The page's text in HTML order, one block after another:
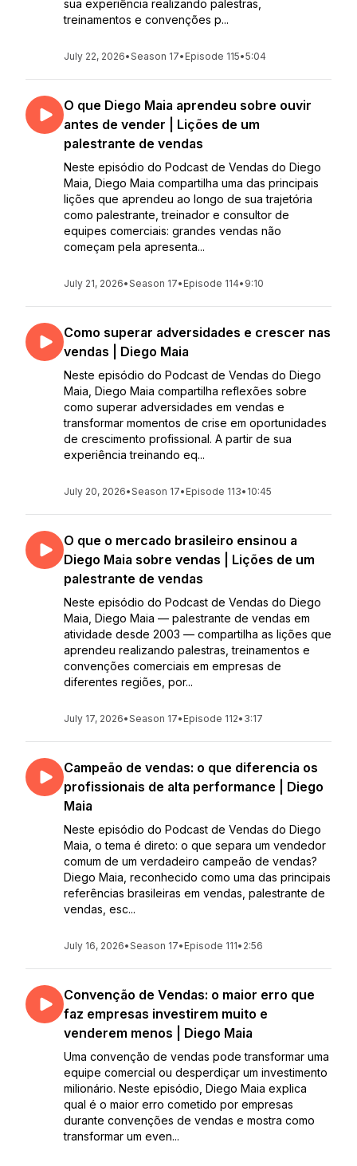
sua experiência realizando palestras,
treinamentos e convenções p...
July 22, 2026•Season 17• Episode 115•5:04
O que Diego Maia aprendeu sobre ouvir
antes de vender | Lições de um
palestrante de vendas
Neste episódio do Podcast de Vendas do Diego
Maia, Diego Maia compartilha uma das principais
lições que aprendeu ao longo de sua trajetória
como palestrante, treinador e consultor de
equipes comerciais: grandes vendas não
começam pela apresenta...
July 21, 2026•Season 17• Episode 114• 9:10
Como superar adversidades e crescer nas
vendas | Diego Maia
Neste episódio do Podcast de Vendas do Diego
Maia, Diego Maia compartilha reflexões sobre
como superar adversidades em vendas e
transformar momentos de crise em oportunidades
de crescimento profissional. A partir de sua
experiência treinando eq...
July 20, 2026•Season 17• Episode 113• 10:45
O que o mercado brasileiro ensinou a
Diego Maia sobre vendas | Lições de um
palestrante de vendas
Neste episódio do Podcast de Vendas do Diego
Maia, Diego Maia — palestrante de vendas em
atividade desde 2003 — compartilha as lições que
aprendeu realizando palestras, treinamentos e
convenções comerciais em empresas de
diferentes regiões, por...
July 17, 2026•Season 17• Episode 112• 3:17
Campeão de vendas: o que diferencia os
profissionais de alta performance | Diego
Maia
Neste episódio do Podcast de Vendas do Diego
Maia, o tema é direto: o que separa um vendedor
comum de um verdadeiro campeão de vendas?
Diego Maia, reconhecido como uma das principais
referências brasileiras em vendas, palestrante de
vendas, esc...
July 16, 2026•Season 17• Episode 111• 2:56
Convenção de Vendas: o maior erro que
faz empresas investirem muito e
venderem menos | Diego Maia
Uma convenção de vendas pode transformar uma
equipe comercial ou desperdiçar um investimento
milionário. Neste episódio, Diego Maia explica
qual é o maior erro cometido por empresas
durante convenções de vendas e mostra como
transformar um even...